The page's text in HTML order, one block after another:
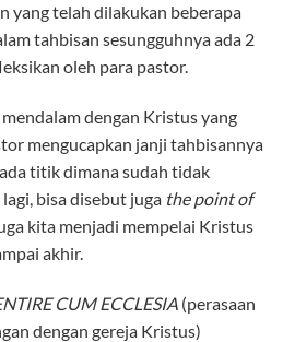
yang telah dilakukan beberapa
tahbisan sesungguhnya ada 2
oleh para pastor.
dengan Kristus yang
mengucapkan janji tahbisannya
titik dimana sudah tidak
bisa disebut juga the point of
kita menjadi mempelai Kristus
akhir.
CUM ECCLESIA (perasaan
dengan gereja Kristus)